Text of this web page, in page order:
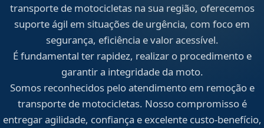
transporte de motocicletas na sua região, oferecemos
suporte ágil em situações de urgência, com foco em
segurança, eficiência e valor acessível.
É fundamental ter rapidez, realizar o procedimento e
garantir a integridade da moto.
Somos reconhecidos pelo atendimento em remoção e
transporte de motocicletas. Nosso compromisso é
entregar agilidade, confiança e excelente custo-benefício,